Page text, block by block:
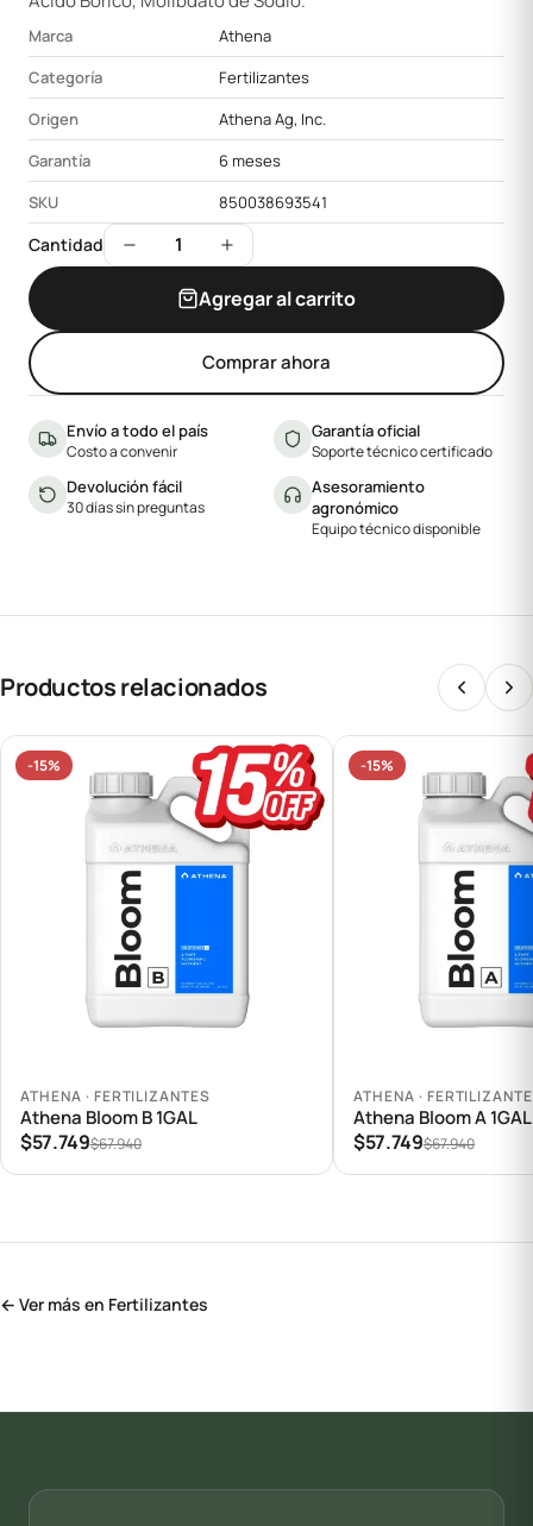
Marca
Athena
Categoría
Fertilizantes
Origen
Athena Ag, Inc.
Garantía
6 meses
SKU
850038693541
Cantidad 1
Agregar al carrito
Comprar ahora
Envío a todo el país
Costo a convenir
Garantía oficial
Soporte técnico certificado
Devolución fácil
30 días sin preguntas
Asesoramiento
agronómico
Equipo técnico disponible
Productos relacionados
-15%
Agregar al carrito
ATHENA · FERTILIZANTES
Athena Bloom B 1GAL
$57.749$67.940
-15%
Agregar al carrito
ATHENA ·
Athena Bloom A 1GAL
$57.749$67.940
← Ver más en Fertilizantes